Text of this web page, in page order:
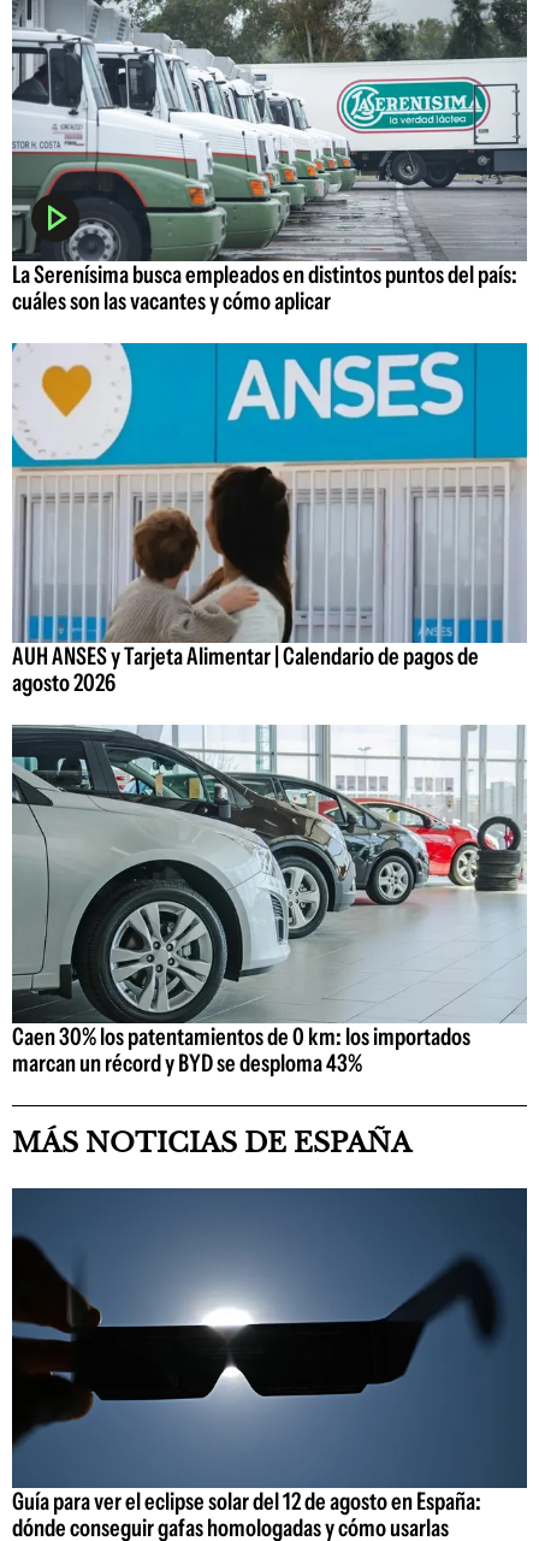
La Serenísima busca empleados en distintos puntos del país:
cuáles son las vacantes y cómo aplicar
AUH ANSES y Tarjeta Alimentar | Calendario de pagos de
agosto 2026
Caen 30% los patentamientos de 0 km: los importados
marcan un récord y BYD se desploma 43%
MÁS NOTICIAS DE ESPAÑA
Guía para ver el eclipse solar del 12 de agosto en España:
dónde conseguir gafas homologadas y cómo usarlas